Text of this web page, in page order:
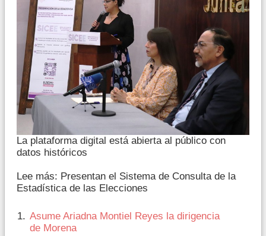
La plataforma digital está abierta al público con
datos históricos
Lee más: Presentan el Sistema de Consulta de la
Estadística de las Elecciones
Asume Ariadna Montiel Reyes la dirigencia
de Morena